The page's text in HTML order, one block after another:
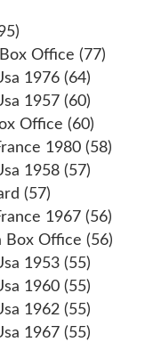
Office (77)
1976 (64)
1957 (60)
Office (60)
1980 (58)
1958 (57)
(57)
1967 (56)
Box Office (56)
1953 (55)
1960 (55)
1962 (55)
1967 (55)